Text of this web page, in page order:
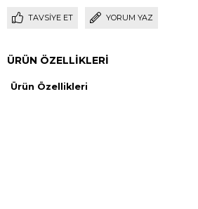
TAVSIYE ET YORUM YAZ
ÜRÜN ÖZELLIKLERI
Ürün Özellikleri